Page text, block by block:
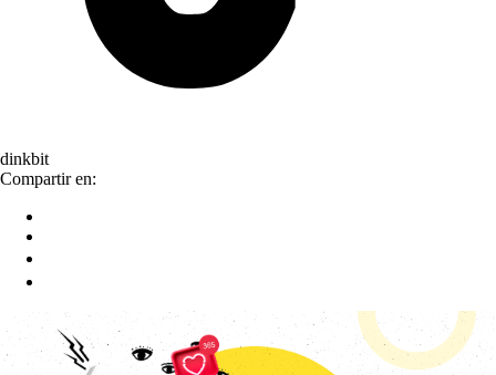
dinkbit
Compartir en: